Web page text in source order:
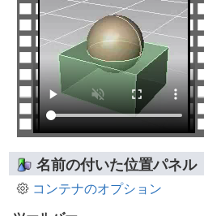
名前の付いた位置パネル
コンテナのオプション